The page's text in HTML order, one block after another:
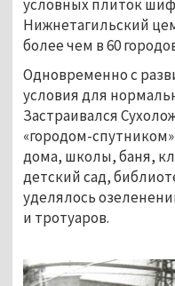
условных плиток
Нижнетагильский
более чем в 60
Одновременно с
условия для
Застраивался
«городом-
дома, школы, баня,
детский сад,
уделялось
и тротуаров.